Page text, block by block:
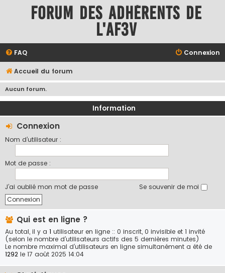
Forum des adhérents de
l'AF3V
FAQ Connexion
Accueil du forum
Aucun forum.
Information
Connexion
Nom d’utilisateur :
Mot de passe :
J’ai oublié mon mot de passe Se souvenir de moi
Qui est en ligne ?
Au total, il y a 1 utilisateur en ligne :: 0 inscrit, 0 invisible et 1 invité
(selon le nombre d’utilisateurs actifs des 5 dernières minutes)
Le nombre maximal d’utilisateurs en ligne simultanément a été de
1292 le 17 août 2025 14:04